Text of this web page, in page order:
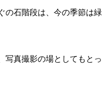
の石階段は、今の季節は緑
写真撮影の場としてもとっ